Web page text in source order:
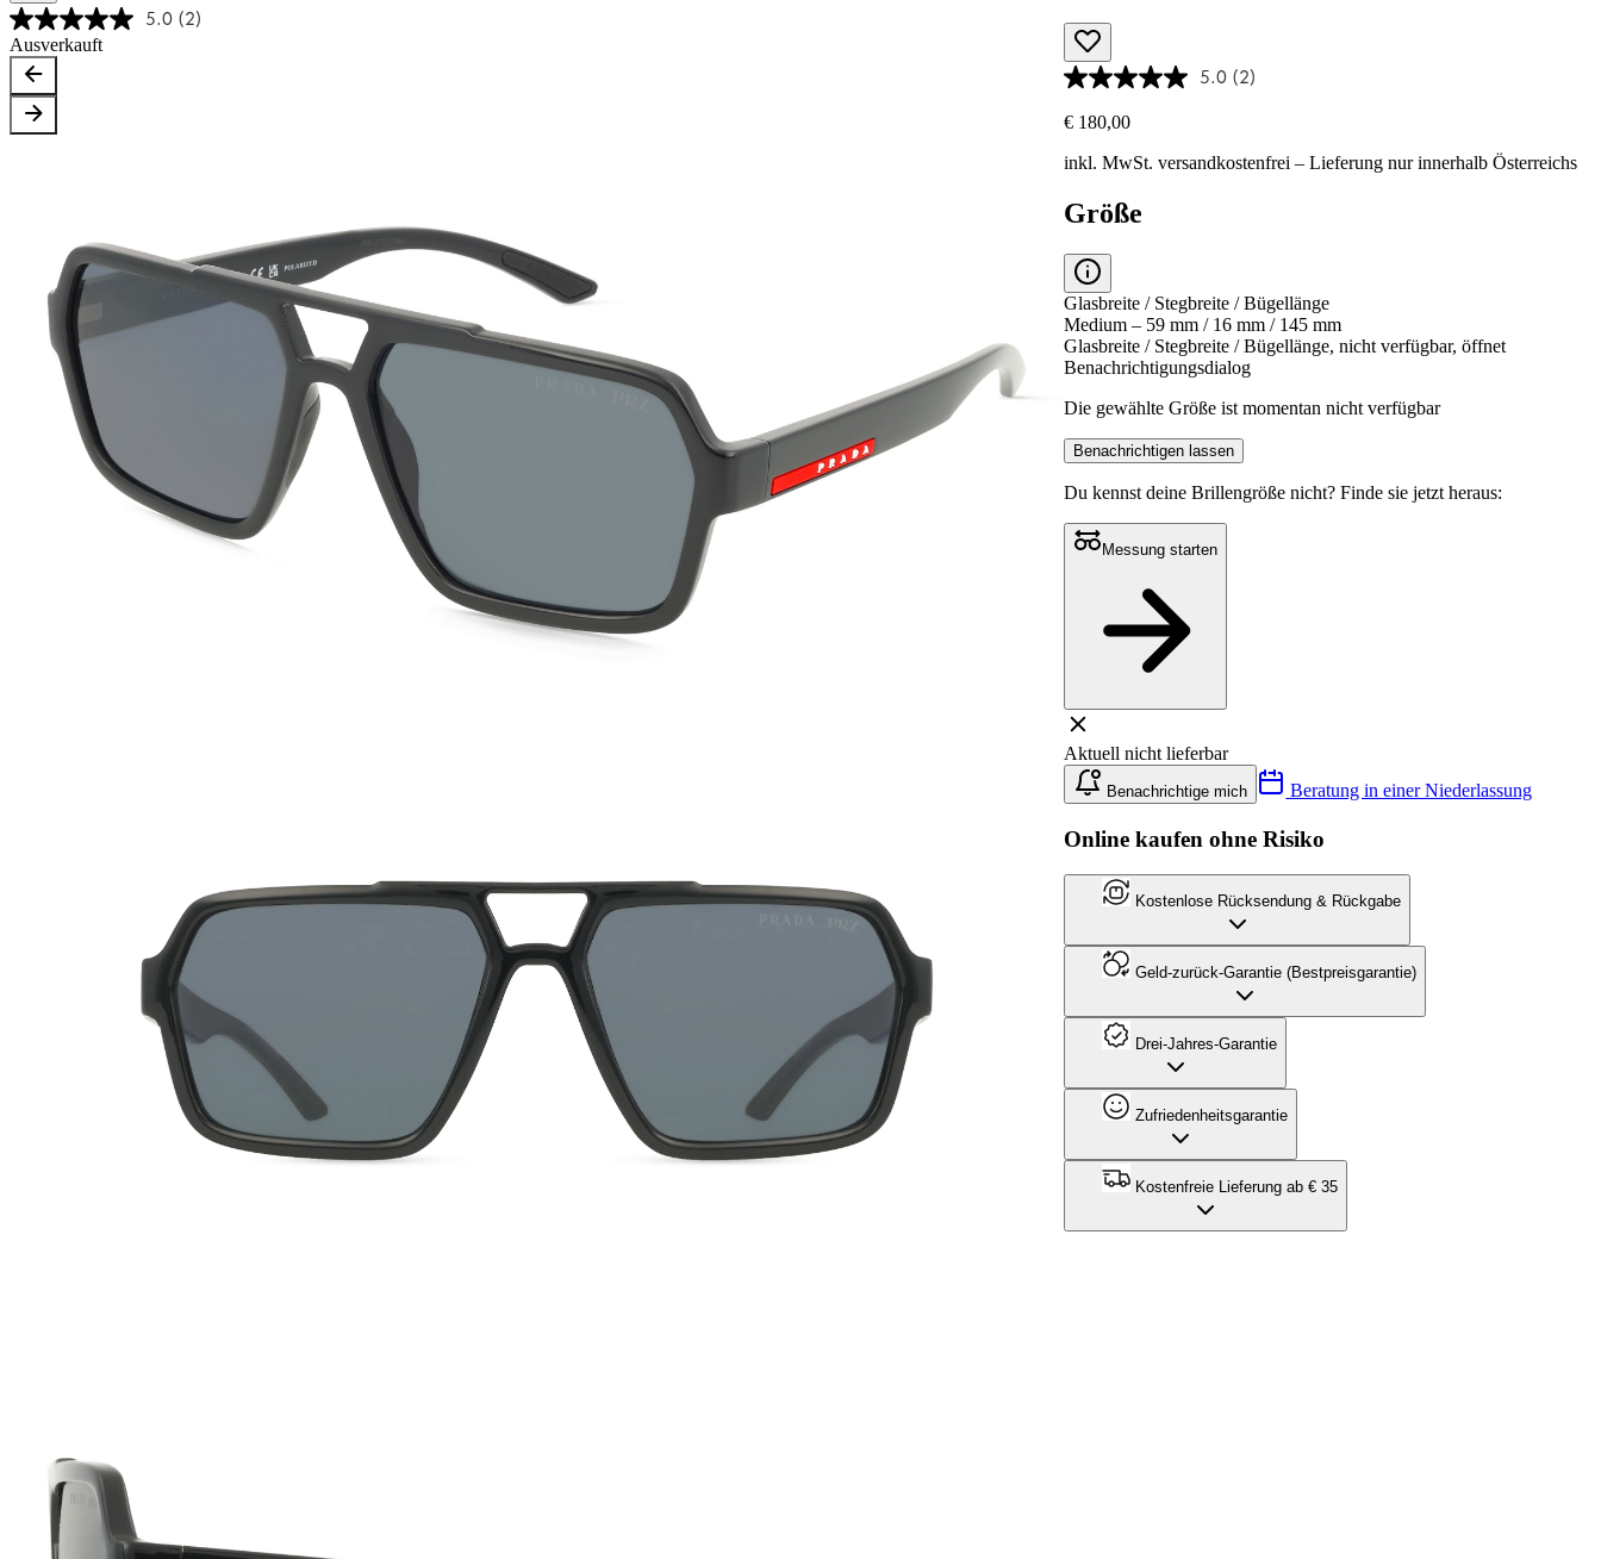
5.0 (2)
Ausverkauft
5.0 (2)
€ 180,00
inkl. MwSt.versandkostenfrei – Lieferung nur innerhalb Österreichs
Größe
Glasbreite / Stegbreite / Bügellänge
Medium – 59 mm / 16 mm / 145 mm
Glasbreite / Stegbreite / Bügellänge, nicht verfügbar, öffnet
Benachrichtigungsdialog
Die gewählte Größe ist momentan nicht verfügbar
Benachrichtigen lassen
Du kennst deine Brillengröße nicht?Finde sie jetzt heraus:
Messung starten
Aktuell nicht lieferbar
Benachrichtige mich Beratung in einer Niederlassung
Online kaufen ohne Risiko
Kostenlose Rücksendung & Rückgabe
Geld-zurück-Garantie (Bestpreisgarantie)
Drei-Jahres-Garantie
Zufriedenheitsgarantie
Kostenfreie Lieferung ab € 35